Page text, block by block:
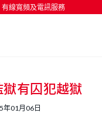
有線寬頻及電訊服務
按輸入鍵開始搜尋
有囚犯越獄
年01月06日